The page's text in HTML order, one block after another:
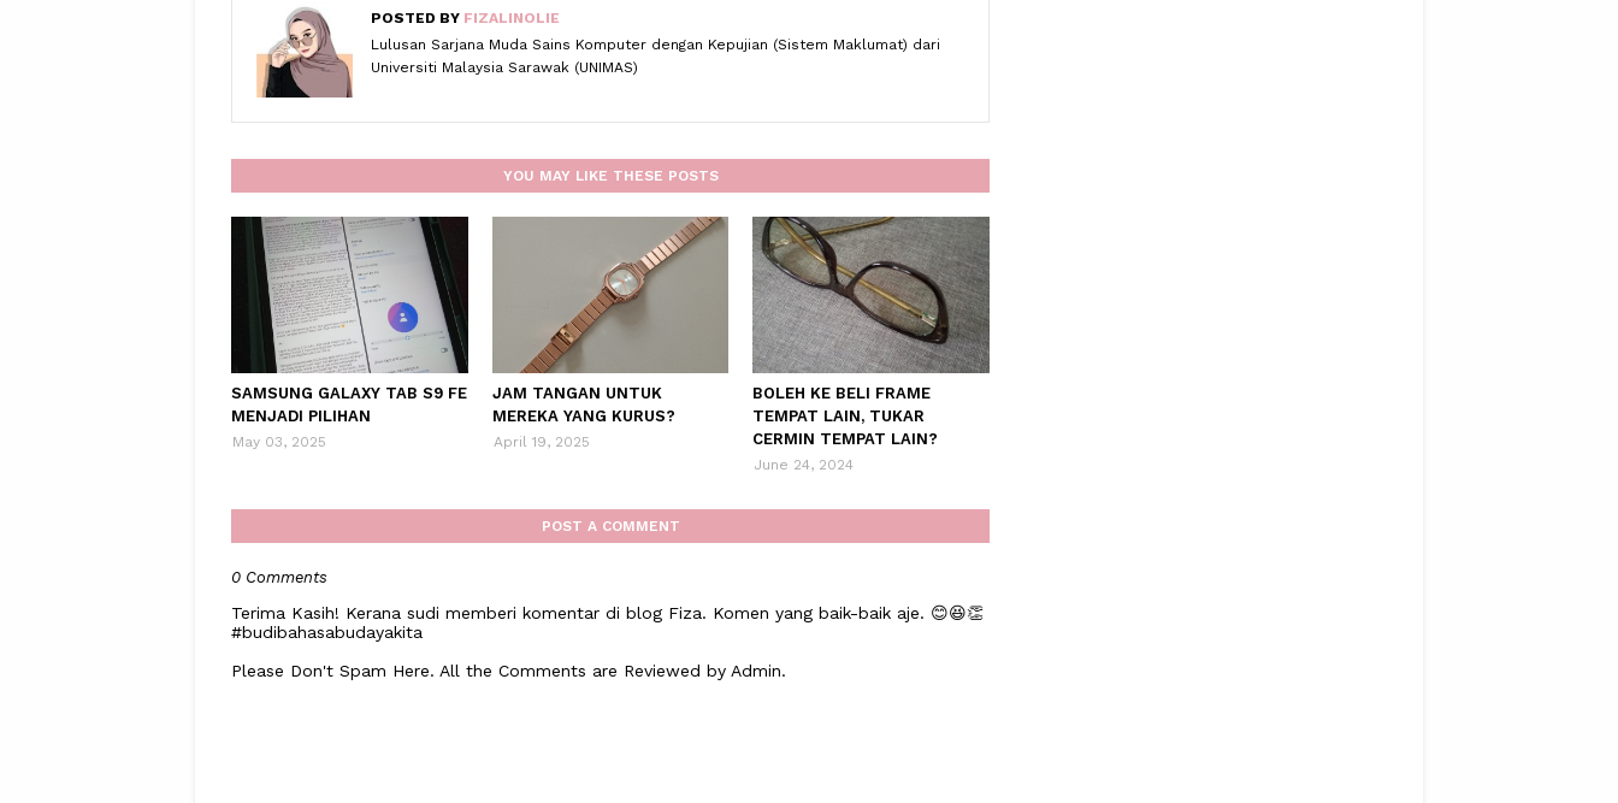
POSTED BY FIZALINOLIE
Lulusan Sarjana Muda Sains Komputer dengan Kepujian (Sistem Maklumat) dari
Universiti Malaysia Sarawak (UNIMAS)
YOU MAY LIKE THESE POSTS
SAMSUNG GALAXY TAB S9 FE
MENJADI PILIHAN
May 03, 2025
JAM TANGAN UNTUK
MEREKA YANG KURUS?
April 19, 2025
BOLEH KE BELI FRAME
TEMPAT LAIN, TUKAR
CERMIN TEMPAT LAIN?
June 24, 2024
POST A COMMENT
0 Comments
Terima Kasih! Kerana sudi memberi komentar di blog Fiza. Komen yang baik-baik aje. 😊😆👏
#budibahasabudayakita
Please Don't Spam Here. All the Comments are Reviewed by Admin.